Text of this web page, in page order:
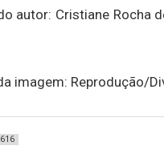
autor: Cristiane Rocha
imagem: Reprodução/